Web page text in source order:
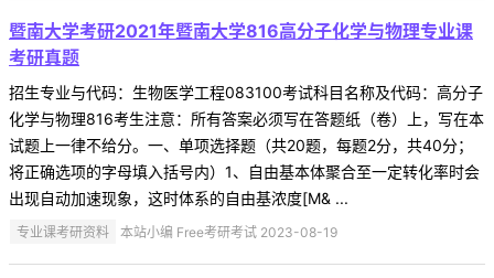
暨南大学考研2021年暨南大学816高分子化学与物理专业课
考研真题
招生专业与代码：生物医学工程083100考试科目名称及代码：高分子
化学与物理816考生注意：所有答案必须写在答题纸（卷）上，写在本
试题上一律不给分。一、单项选择题（共20题，每题2分，共40分；
将正确选项的字母填入括号内）1、自由基本体聚合至一定转化率时会
出现自动加速现象，这时体系的自由基浓度[M& ...
专业课考研资料 本站小编 Free考研考试 2023-08-19